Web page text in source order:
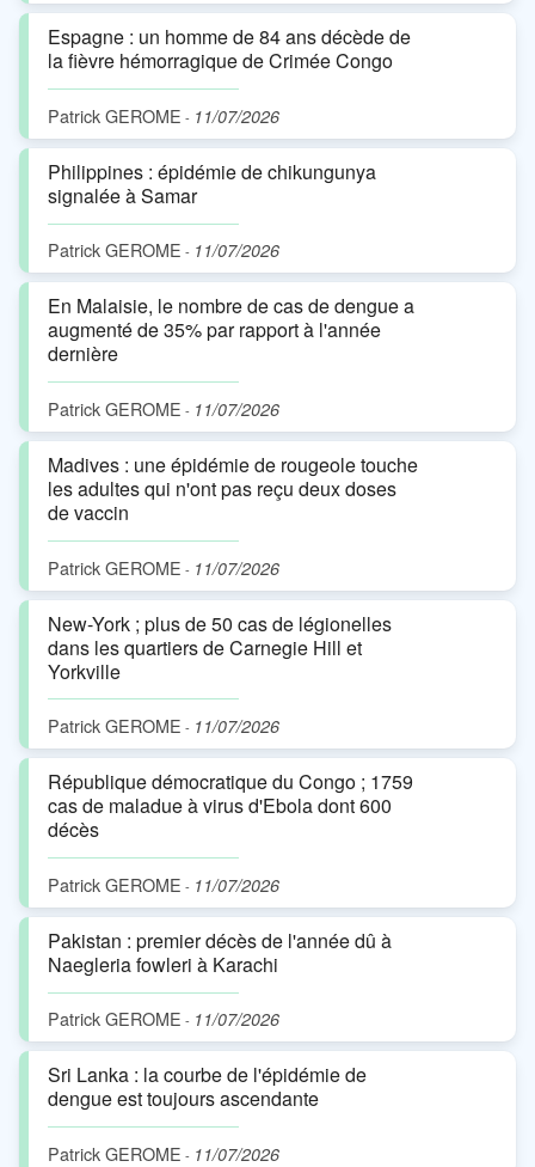
Espagne : un homme de 84 ans décède de
la fièvre hémorragique de Crimée Congo
Patrick GEROME - 11/07/2026
Philippines : épidémie de chikungunya
signalée à Samar
Patrick GEROME - 11/07/2026
En Malaisie, le nombre de cas de dengue a
augmenté de 35% par rapport à l'année
dernière
Patrick GEROME - 11/07/2026
Madives : une épidémie de rougeole touche
les adultes qui n'ont pas reçu deux doses
de vaccin
Patrick GEROME - 11/07/2026
New-York ; plus de 50 cas de légionelles
dans les quartiers de Carnegie Hill et
Yorkville
Patrick GEROME - 11/07/2026
République démocratique du Congo ; 1759
cas de maladue à virus d'Ebola dont 600
décès
Patrick GEROME - 11/07/2026
Pakistan : premier décès de l'année dû à
Naegleria fowleri à Karachi
Patrick GEROME - 11/07/2026
Sri Lanka : la courbe de l'épidémie de
dengue est toujours ascendante
Patrick GEROME - 11/07/2026